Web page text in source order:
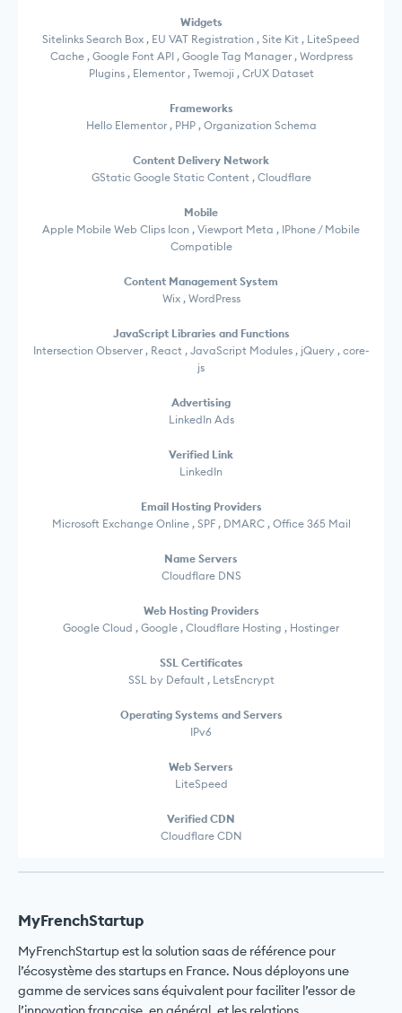
Widgets
Sitelinks Search Box , EU VAT Registration , Site Kit , LiteSpeed
Cache , Google Font API , Google Tag Manager , Wordpress
Plugins , Elementor , Twemoji , CrUX Dataset
Frameworks
Hello Elementor , PHP , Organization Schema
Content Delivery Network
GStatic Google Static Content , Cloudflare
Mobile
Apple Mobile Web Clips Icon , Viewport Meta , IPhone / Mobile
Compatible
Content Management System
Wix , WordPress
JavaScript Libraries and Functions
Intersection Observer , React , JavaScript Modules , jQuery , core-
js
Advertising
LinkedIn Ads
Verified Link
LinkedIn
Email Hosting Providers
Microsoft Exchange Online , SPF , DMARC , Office 365 Mail
Name Servers
Cloudflare DNS
Web Hosting Providers
Google Cloud , Google , Cloudflare Hosting , Hostinger
SSL Certificates
SSL by Default , LetsEncrypt
Operating Systems and Servers
IPv6
Web Servers
LiteSpeed
Verified CDN
Cloudflare CDN
MyFrenchStartup
MyFrenchStartup est la solution saas de référence pour
l’écosystème des startups en France. Nous déployons une
gamme de services sans équivalent pour faciliter l’essor de